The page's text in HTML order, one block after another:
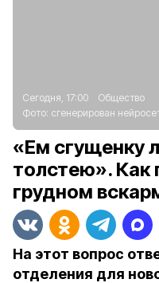
Сегодня, 17:00
Общество
Фото: сгенерирован
«Ем сгущенку
толстею». Как
грудном
На этот вопрос
отделения для